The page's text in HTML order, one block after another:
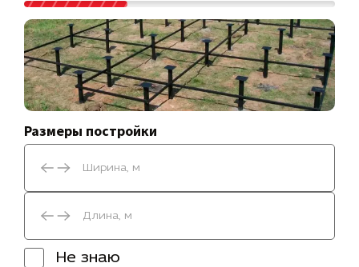
Размеры постройки
Не знаю